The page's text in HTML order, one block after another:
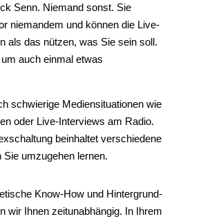
Senn. Niemand sonst. Sie
niemandem und können die Live-
als das nützen, was Sie sein soll.
auch einmal etwas
schwierige Mediensituationen wie
oder Live-Interviews am Radio.
beinhaltet verschiedene
Sie umzugehen lernen.
Know-How und Hintergrund-
wir Ihnen zeitunabhängig. In Ihrem